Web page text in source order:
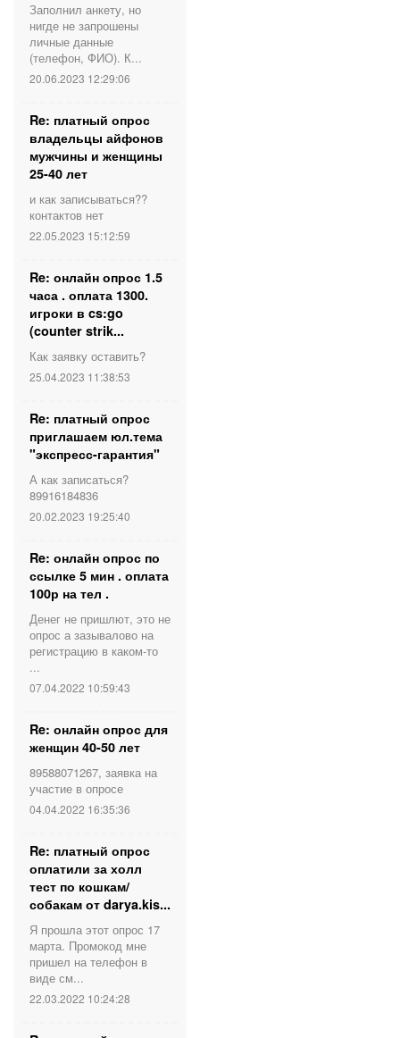
Заполнил анкету, но
нигде не запрошены
личные данные
(телефон, ФИО). К...
20.06.2023 12:29:06
Re: платный опрос
владельцы айфонов
мужчины и женщины
25-40 лет
и как записываться??
контактов нет
22.05.2023 15:12:59
Re: онлайн опрос 1.5
часа . оплата 1300.
игроки в cs:go
(counter strik...
Как заявку оставить?
25.04.2023 11:38:53
Re: платный опрос
приглашаем юл.тема
"экспресс-гарантия"
А как записаться?
89916184836
20.02.2023 19:25:40
Re: онлайн опрос по
ссылке 5 мин . оплата
100р на тел .
Денег не пришлют, это не
опрос а зазывалово на
регистрацию в каком-то
...
07.04.2022 10:59:43
Re: онлайн опрос для
женщин 40-50 лет
89588071267, заявка на
участие в опросе
04.04.2022 16:35:36
Re: платный опрос
оплатили за холл
тест по кошкам/
собакам от darya.kis...
Я прошла этот опрос 17
марта. Промокод мне
пришел на телефон в
виде см...
22.03.2022 10:24:28